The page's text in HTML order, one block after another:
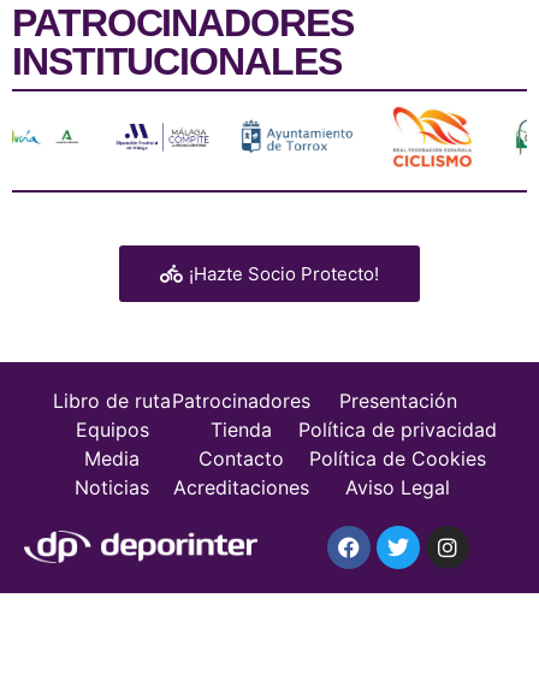
PATROCINADORES
INSTITUCIONALES
¡Hazte Socio Protecto!
Libro de ruta
Equipos
Media
Noticias
Patrocinadores
Tienda
Contacto
Acreditaciones
Presentación
Política de privacidad
Política de Cookies
Aviso Legal